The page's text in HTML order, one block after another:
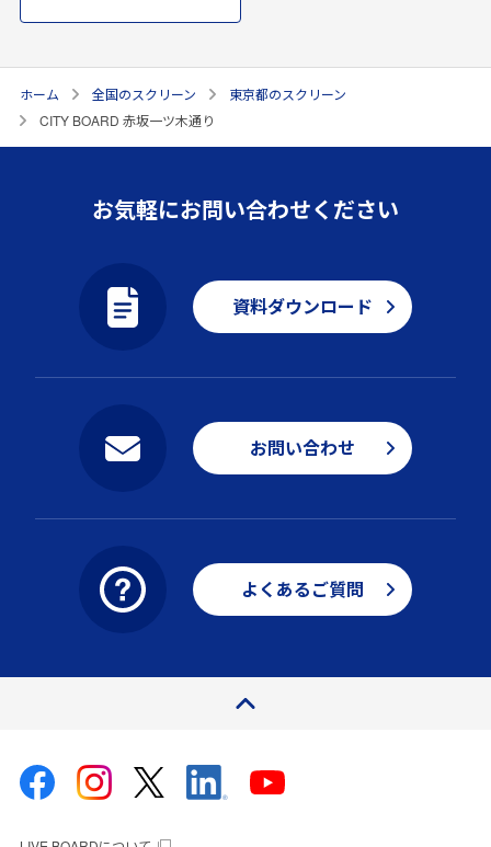
ホーム 全国のスクリーン
東京都のスクリーン
CITY BOARD 赤坂一ツ木通り
お気軽にお問い合わせください
資料ダウンロード
お問い合わせ
よくあるご質問